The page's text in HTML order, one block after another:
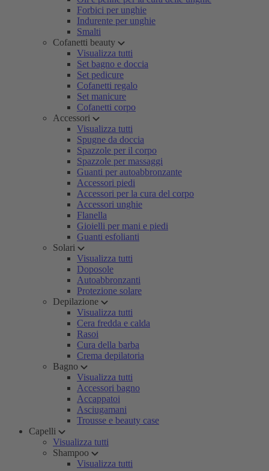
Forbici per unghie
Indurente per unghie
Smalti
Cofanetti beauty
Visualizza tutti
Set bagno e doccia
Set pedicure
Cofanetti regalo
Set manicure
Cofanetti corpo
Accessori
Visualizza tutti
Spugne da doccia
Spazzole per il corpo
Spazzole per massaggi
Guanti per autoabbronzante
Accessori piedi
Accessori per la cura del corpo
Accessori unghie
Flanella
Gioielli per mani e piedi
Guanti esfolianti
Solari
Visualizza tutti
Doposole
Autoabbronzanti
Protezione solare
Depilazione
Visualizza tutti
Cera fredda e calda
Rasoi
Cura della barba
Crema depilatoria
Bagno
Visualizza tutti
Accessori bagno
Accappatoi
Asciugamani
Trousse e beauty case
Capelli
Visualizza tutti
Shampoo
Visualizza tutti